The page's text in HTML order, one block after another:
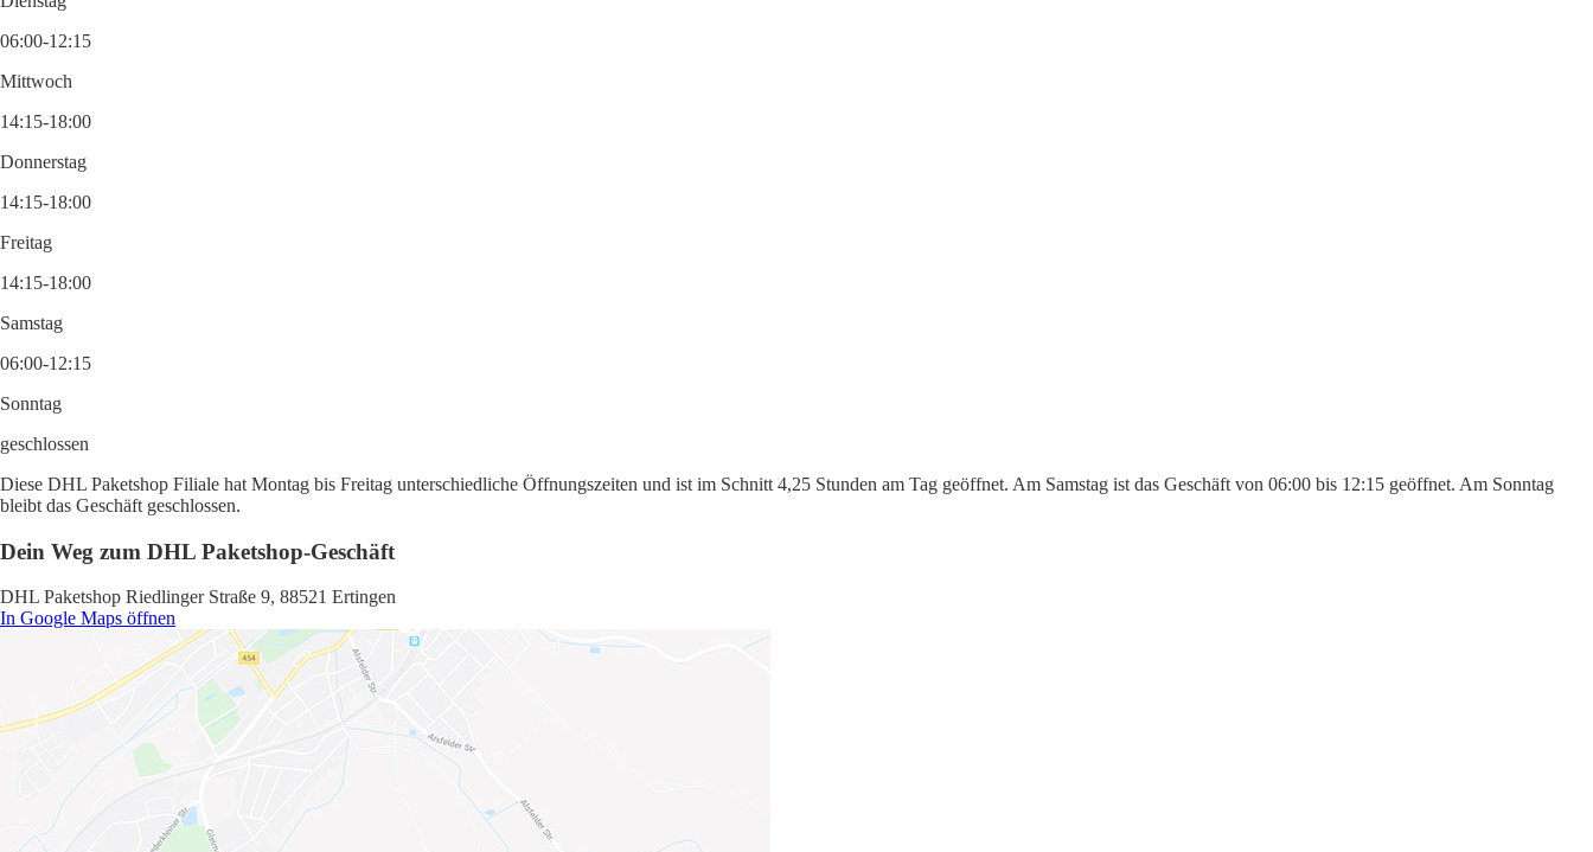
06:00-12:15
Mittwoch
14:15-18:00
Donnerstag
14:15-18:00
Freitag
14:15-18:00
Samstag
06:00-12:15
Sonntag
geschlossen
Diese DHL Paketshop Filiale hat Montag bis Freitag unterschiedliche Öffnungszeiten und ist im Schnitt 4,25 Stunden am Tag geöffnet. Am Samstag ist das Geschäft von 06:00 bis 12:15 geöffnet. Am Sonntag
bleibt das Geschäft geschlossen.
Dein Weg zum DHL Paketshop-Geschäft
DHL Paketshop Riedlinger Straße 9, 88521 Ertingen
In Google Maps öffnen